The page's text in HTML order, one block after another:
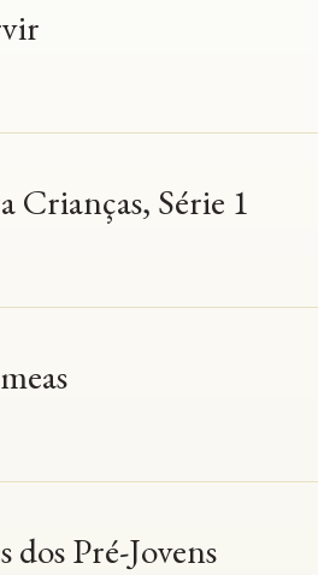
Crianças, Série 1
Pré-Jovens